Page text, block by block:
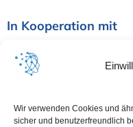
Wir verwenden Cookies und
sicher und benutzerfreundlich
In Kooperation mit